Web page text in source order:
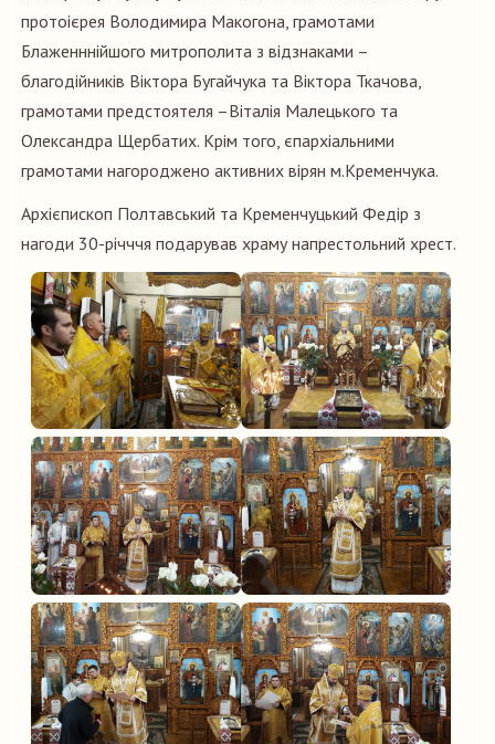
протоієрея Володимира Макогона, грамотами
Блаженннійшого митрополита з відзнаками –
благодійників Віктора Бугайчука та Віктора Ткачова,
грамотами предстоятеля –Віталія Малецького та
Олександра Щербатих. Крім того, єпархіальними
грамотами нагороджено активних вірян м.Кременчука.
Архієпископ Полтавський та Кременчуцький Федір з
нагоди 30-річччя подарував храму напрестольний хрест.